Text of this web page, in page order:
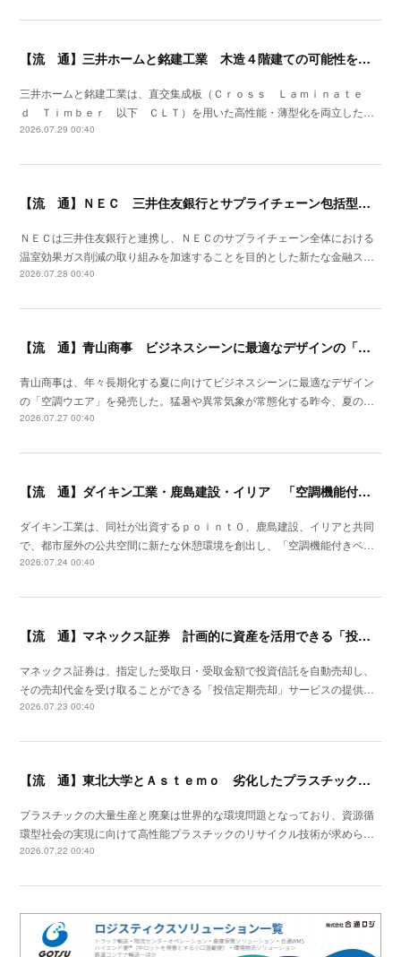
【流 通】三井ホームと銘建工業 木造４階建ての可能性を広げる遮音床構造を開発
三井ホームと銘建工業は、直交集成板（Ｃｒｏｓｓ Ｌａｍｉｎａｔｅ
ｄ Ｔｉｍｂｅｒ 以下 ＣＬＴ）を用いた高性能・薄型化を両立した…
2026.07.29 00:40
【流 通】ＮＥＣ 三井住友銀行とサプライチェーン包括型のファイナンススキーム策定
ＮＥＣは三井住友銀行と連携し、ＮＥＣのサプライチェーン全体における
温室効果ガス削減の取り組みを加速することを目的とした新たな金融ス…
2026.07.28 00:40
【流 通】青山商事 ビジネスシーンに最適なデザインの「空調ウエア」発売
青山商事は、年々長期化する夏に向けてビジネスシーンに最適なデザイン
の「空調ウエア」を発売した。猛暑や異常気象が常態化する昨今、夏の…
2026.07.27 00:40
【流 通】ダイキン工業・鹿島建設・イリア 「空調機能付きベンチ」の事業性を検証
ダイキン工業は、同社が出資するｐｏｉｎｔ０、鹿島建設、イリアと共同
で、都市屋外の公共空間に新たな休憩環境を創出し、「空調機能付きベ…
2026.07.24 00:40
【流 通】マネックス証券 計画的に資産を活用できる「投信定期売却」の提供開始
マネックス証券は、指定した受取日・受取金額で投資信託を自動売却し、
その売却代金を受け取ることができる「投信定期売却」サービスの提供…
2026.07.23 00:40
【流 通】東北大学とＡｓｔｅｍｏ 劣化したプラスチックの強度を回復する新手法開発
プラスチックの大量生産と廃棄は世界的な環境問題となっており、資源循
環型社会の実現に向けて高性能プラスチックのリサイクル技術が求めら…
2026.07.22 00:40